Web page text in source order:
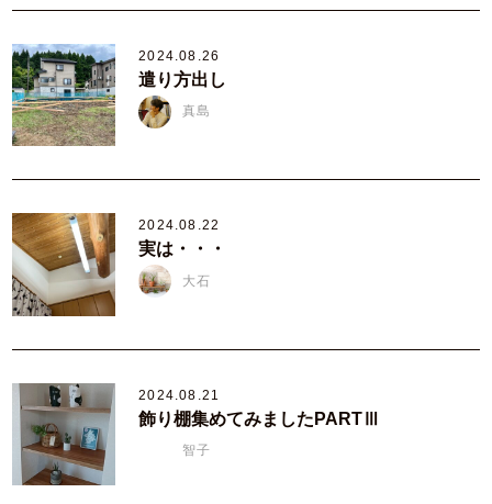
2024.08.26
遣り方出し
真島
2024.08.22
実は・・・
大石
2024.08.21
飾り棚集めてみましたPARTⅢ
智子